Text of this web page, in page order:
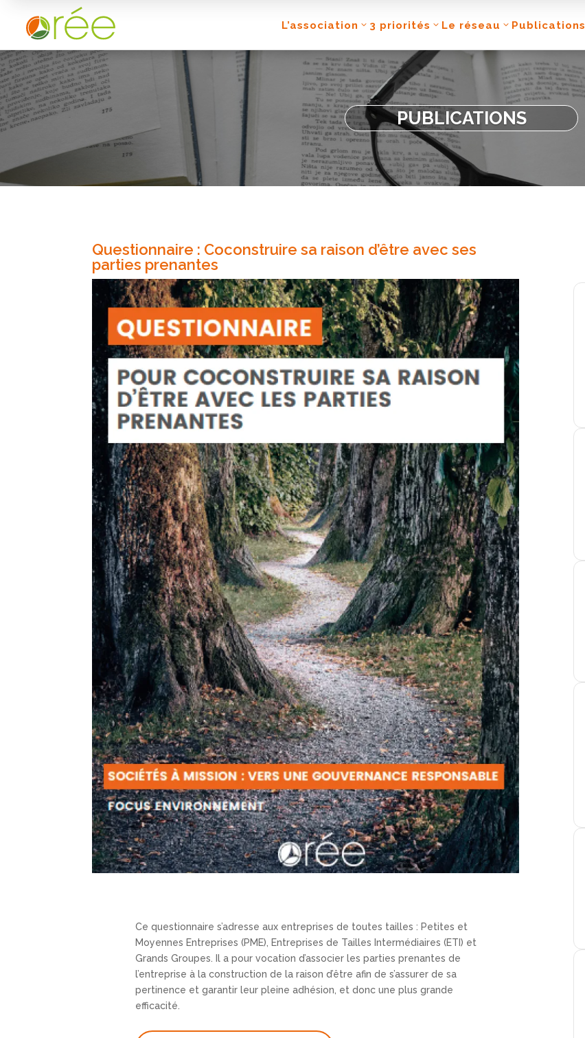
L’association 3 priorités Le réseau Publications
PUBLICATIONS
Questionnaire : Coconstruire sa raison d’être avec ses
parties prenantes
Ce questionnaire s’adresse aux entreprises de toutes tailles : Petites et
Moyennes Entreprises (PME), Entreprises de Tailles Intermédiaires (ETI) et
Grands Groupes. Il a pour vocation d’associer les parties prenantes de
l’entreprise à la construction de la raison d’être afin de s’assurer de sa
pertinence et garantir leur pleine adhésion, et donc une plus grande
efficacité.